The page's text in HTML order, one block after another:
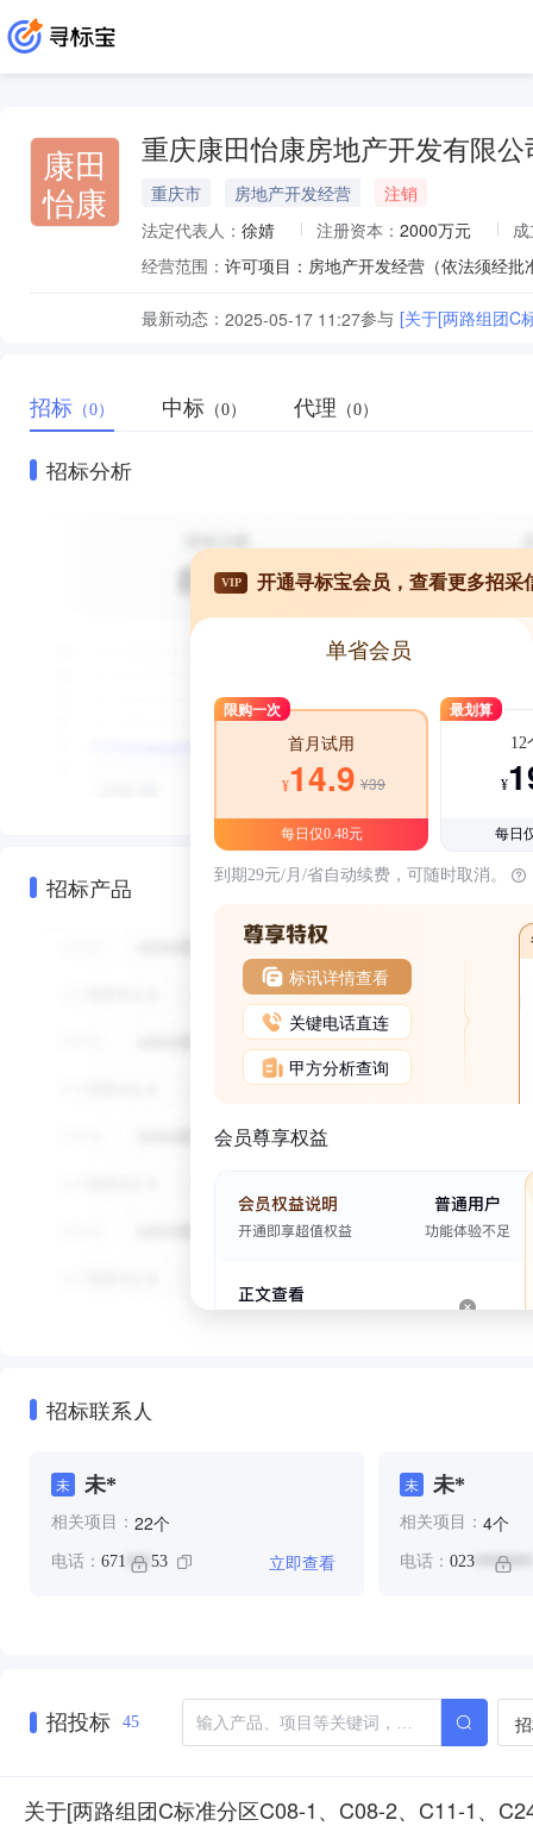
康田
怡康
重庆康田怡康房地产开发有限公
重庆市 房地产开发经营
注销
法定代表人： 徐婧 注册资本： 2000万元
经营范围： 许可项目：房地产开发经营（依法须经
最新动态： 2025-05-17 11:27参与 [关于[两路组团C
招标 （0） 中标 （0） 代理 （0）
招标分析
招标产品
VIP 开通寻标宝会员，查看更多招采
单省会员
限购一次
首月试用
¥14.9 ¥39
每日仅0.48元
最划算
12
¥
每日
到期29元/月/省自动续费，可随时取消。
标讯详情查看
关键电话直连
甲方分析查询
会员尊享权益
招标联系人
未 未*
相关项目： 22个
电话： 671 *** 53 立即查看
未 未*
相关项目： 4个
电话： 023*******
招投标 45
关于[两路组团C标准分区C08-1、C08-2、C11-1、